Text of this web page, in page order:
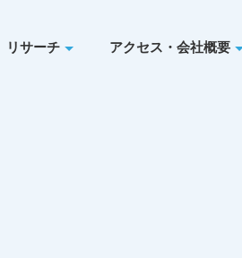
リサーチ アクセス・会社概要